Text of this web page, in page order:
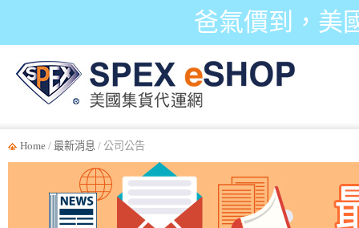
爸氣價到，美
Home / 最新消息 / 公司公告